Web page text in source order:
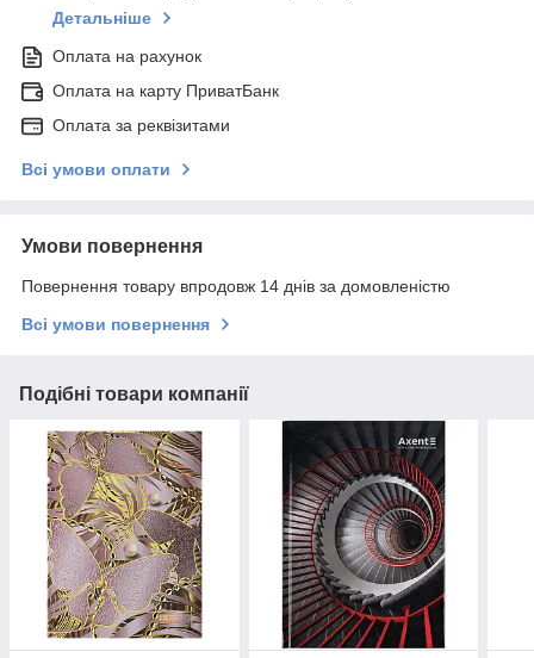
Детальніше
Оплата на рахунок
Оплата на карту ПриватБанк
Оплата за реквізитами
Всі умови оплати
Умови повернення
Повернення товару впродовж 14 днів за домовленістю
Всі умови повернення
Подібні товари компанії